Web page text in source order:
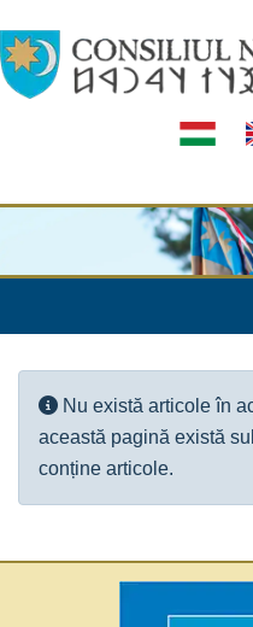
Info
Nu există articole în
această pagină există
conține articole.